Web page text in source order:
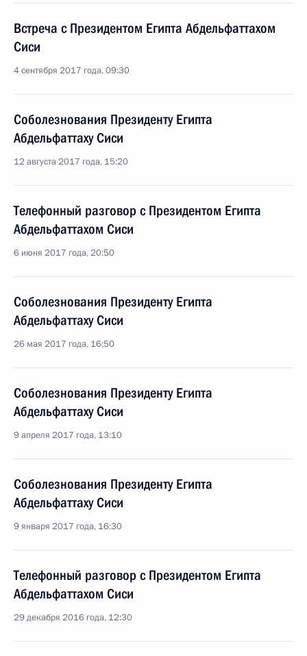
Встреча с Президентом Египта Абдельфаттахом
Сиси
4 сентября 2017 года, 09:30
Соболезнования Президенту Египта
Абдельфаттаху Сиси
12 августа 2017 года, 15:20
Телефонный разговор с Президентом Египта
Абдельфаттахом Сиси
6 июня 2017 года, 20:50
Соболезнования Президенту Египта
Абдельфаттаху Сиси
26 мая 2017 года, 16:50
Соболезнования Президенту Египта
Абдельфаттаху Сиси
9 апреля 2017 года, 13:10
Соболезнования Президенту Египта
Абдельфаттаху Сиси
9 января 2017 года, 16:30
Телефонный разговор с Президентом Египта
Абдельфаттахом Сиси
29 декабря 2016 года, 12:30